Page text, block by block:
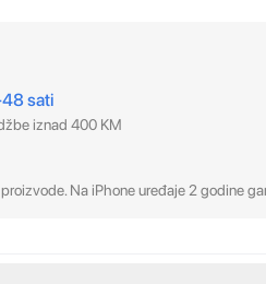
sati
iznad 400 KM
Na iPhone uređaje 2 godine